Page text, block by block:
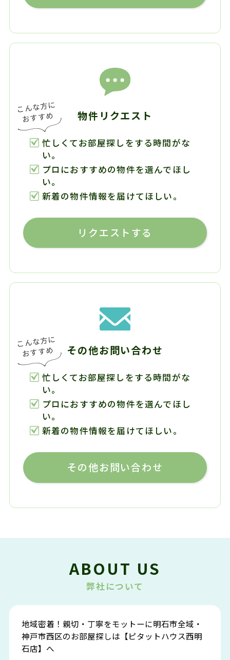
物件リクエスト
忙しくてお部屋探しをする時間がな
い。
プロにおすすめの物件を選んでほし
い。
新着の物件情報を届けてほしい。
リクエストする
その他お問い合わせ
忙しくてお部屋探しをする時間がな
い。
プロにおすすめの物件を選んでほし
い。
新着の物件情報を届けてほしい。
その他お問い合わせ
ABOUT US
弊社について
地域密着！親切・丁寧をモットーに明石市全域・
神戸市西区のお部屋探しは【ピタットハウス西明
石店】へ